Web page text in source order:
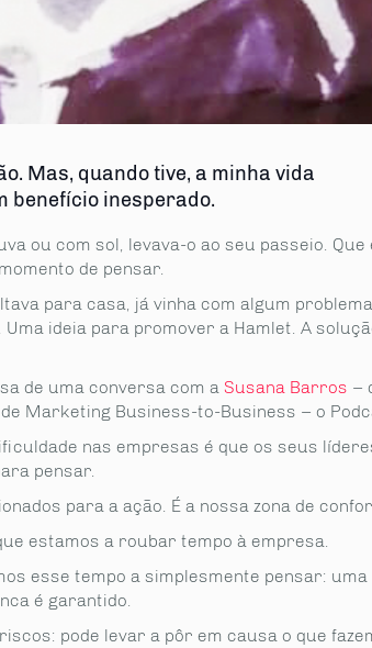
Mas, quando tive, a minha vida
benefício inesperado.
ou com sol, levava-o ao seu passeio. Que
de pensar.
para casa, já vinha com algum problema
Uma ideia para promover a Hamlet. A
de uma conversa com a Susana Barros –
de Marketing Business-to-Business – o
nas empresas é que os seus
pensar.
para a ação. É a nossa zona de
estamos a roubar tempo à empresa.
esse tempo a simplesmente pensar: uma
é garantido.
pode levar a pôr em causa o que